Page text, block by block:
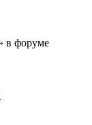
в форуме